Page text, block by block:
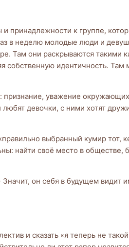
принадлежности к группе,
в неделю молодые люди и
Там они раскрываются такими
собственную идентичность.
признание, уважение
девочки, с ними хотят
выбранный кумир тот,
найти своё место в обществе,
он себя в будущем видит
и сказать «я теперь не